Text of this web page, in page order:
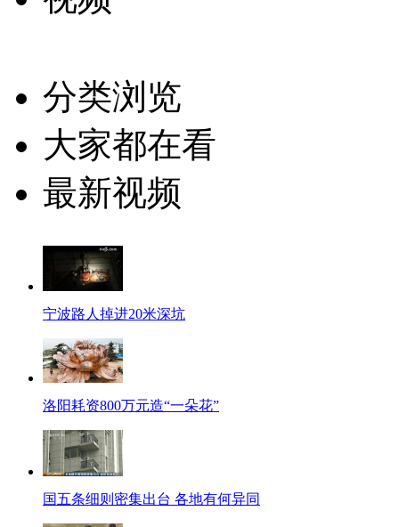
分类浏览
大家都在看
最新视频
宁波路人掉进20米深坑
洛阳耗资800万元造“一朵花”
国五条细则密集出台 各地有何异同